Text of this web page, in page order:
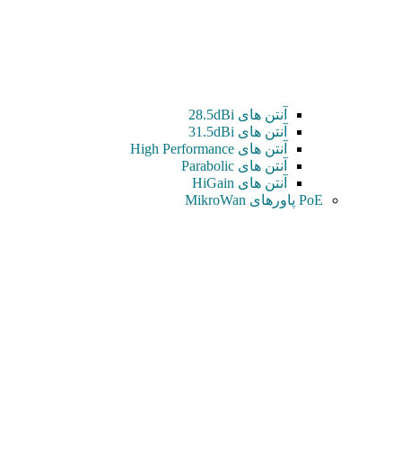
آنتن های 28.5dBi
آنتن های 31.5dBi
آنتن های High Performance
آنتن های Parabolic
آنتن های HiGain
PoE پاورهای MikroWan